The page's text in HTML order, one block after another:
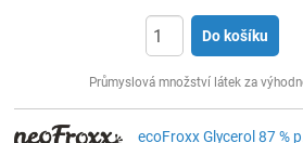
Do košíku
Průmyslová množství látek za
ecoFroxx Glycerol 87 %